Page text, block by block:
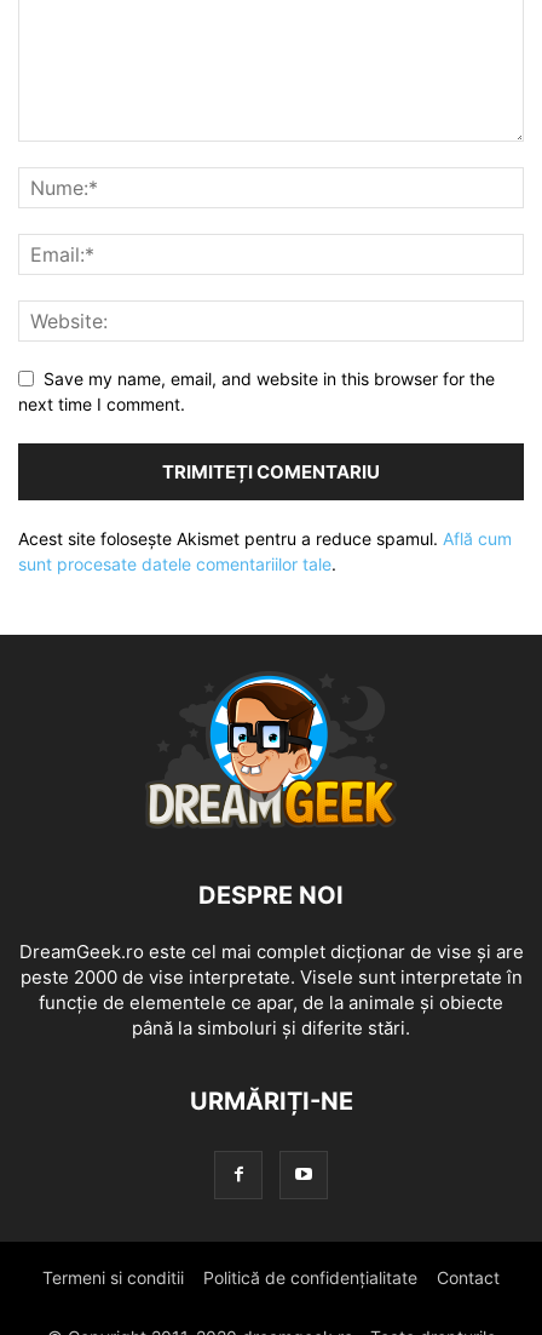
Save my name, email, and website in this browser for the
next time I comment.
Acest site folosește Akismet pentru a reduce spamul. Află cum
sunt procesate datele comentariilor tale.
DESPRE NOI
DreamGeek.ro este cel mai complet dicționar de vise și are
peste 2000 de vise interpretate. Visele sunt interpretate în
funcție de elementele ce apar, de la animale și obiecte
până la simboluri și diferite stări.
URMĂRIȚI-NE
Termeni si conditii Politică de confidențialitate Contact